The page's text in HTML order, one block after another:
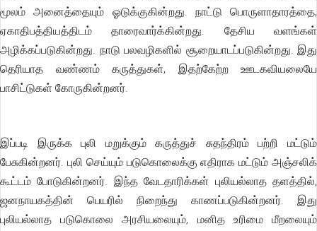
மூலம் அனைத்தையும் ஓடுக்குகின்றது. நாட்டு பொருளாதாரத்தை,
ஏகாதிபத்தியத்திடம் தாரைவார்க்கின்றது. தேசிய வளங்கள்
அழிக்கப்படுகின்றது. நாடு பலவழிகளில் சூறையாடப்படுகின்றது. இது
தெரியாத வண்ணம் கருத்துகள், இதற்கேற்ற ஊடகவியலையே
பாசிட்டுகள் கோருகின்றனர்.
இப்படி இருக்க புலி மறுக்கும் கருத்துச் சுதந்திரம் பற்றி மட்டும்
பேசுகின்றனர். புலி செய்யும் படுகொலைக்கு எதிராக மட்டும் அஞ்சலிக்
கூட்டம் போடுகின்றனர். இந்த வேடதாரிக்கள் புலியல்லாத தளத்தில்,
ஜனநாயகத்தின் பெயரில் நிறைந்து காணப்படுகின்றனர். இது
புலியல்லாத படுகொலை அரசியலையும், மனித உரிமை மீறலையும்